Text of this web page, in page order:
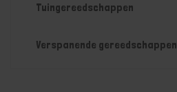
Tuingereedschappen
Verspanende gereedschappen